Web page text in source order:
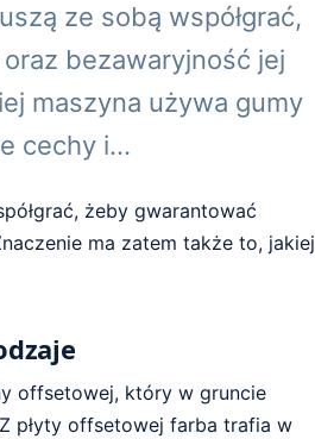
ze sobą współgrać,
bezawaryjność jej
maszyna używa gumy
cechy i…
żeby gwarantować
ma zatem także to, jakiej
offsetowej, który w gruncie
płyty offsetowej farba trafia w